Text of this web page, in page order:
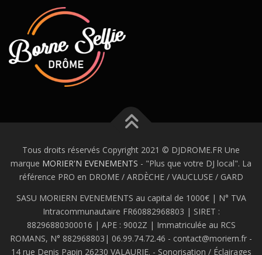
Tous droits réservés Copyright 2021 © DJDROME.FR Une
marque MORIER'N EVENEMENTS - "Plus que votre DJ local". La
référence PRO en DROME / ARDÈCHE / VAUCLUSE / GARD
SASU MORIERN EVENEMENTS au capital de 1000€ | N° TVA
Intracommunautaire FR60882968803 | SIRET :
88296880300016 | APE : 9002Z | Immatriculée au RCS
ROMANS, N° 882968803| 06.99.74.72.46 - contact@moriern.fr -
14 rue Denis Papin 26230 VALAURIE. - Sonorisation / Éclairages